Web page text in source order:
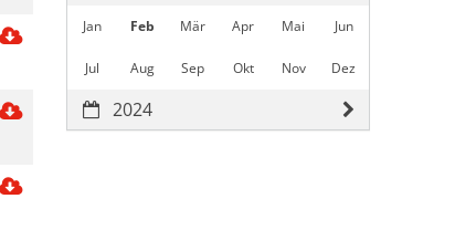
Jan Feb Mär Apr Mai Jun
Jul Aug Sep Okt Nov Dez
2024